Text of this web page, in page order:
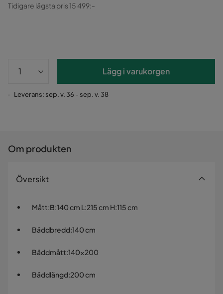
Tidigare lägsta pris 15 499:-
Lägg i varukorgen
Leverans: sep. v. 36 - sep. v. 38
Om produkten
Översikt
Mått:B:140 cm L:215 cm H:115 cm
Bäddbredd:140 cm
Bäddmått:140x200
Bäddlängd:200 cm